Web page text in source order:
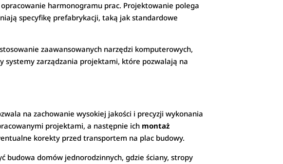
harmonogramu prac. Projektowanie polega
specyfikę prefabrykacji, taką jak standardowe
zaawansowanych narzędzi komputerowych,
zarządzania projektami, które pozwalają na
na zachowanie wysokiej jakości i precyzji wykonania
projektami, a następnie ich montaż
korekty przed transportem na plac budowy.
budowa domów jednorodzinnych, gdzie ściany, stropy